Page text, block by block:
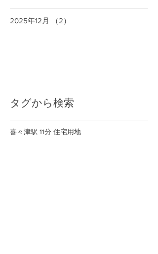
2025年12月 （2）
タグから検索
喜々津駅 11分 住宅用地